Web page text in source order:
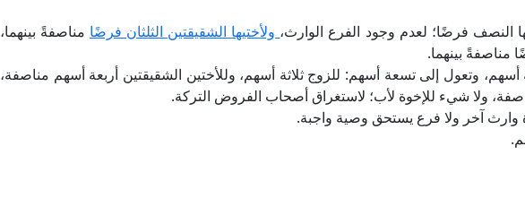
النصف فرضًا؛ لعدم وجود الفرع الوارث، ولأختيها الشقيقتين الثلثان فرضًا مناصفةً بينهما،
مناصفةً بينهما.
وتعول إلى تسعة أسهم: للزوج ثلاثة أسهم، وللأختين الشقيقتين أربعة أسهم مناصفة،
ولا شيء للإخوة لأب؛ لاستغراق أصحاب الفروض التركة.
وارث آخر ولا فرع يستحق وصية واجبة.